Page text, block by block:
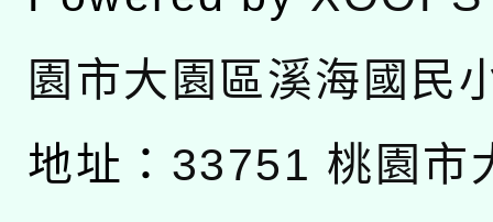
園市大園區溪海國民
地址： 33751 桃園市